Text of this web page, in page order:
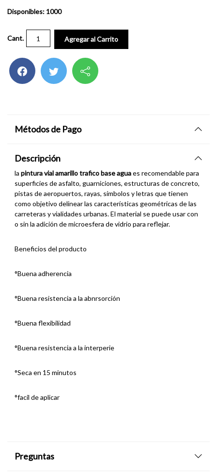
Disponibles: 1000
Cant. Agregar al Carrito
Métodos de Pago
Descripción
la pintura vial amarillo trafico base aguaes recomendable para
superficies de asfalto, guarniciones, estructuras de concreto,
pistas de aeropuertos, rayas, símbolos y letras que tienen
como objetivo delinear las características geométricas de las
carreteras y vialidades urbanas. El material se puede usar con
o sin la adición de microesfera de vidrio para reflejar.
Beneficios del producto
°Buena adherencia
°Buena resistencia a la abnrsorción
°Buena flexibilidad
°Buena resistencia a la interperie
°Seca en 15 minutos
°facil de aplicar
Preguntas